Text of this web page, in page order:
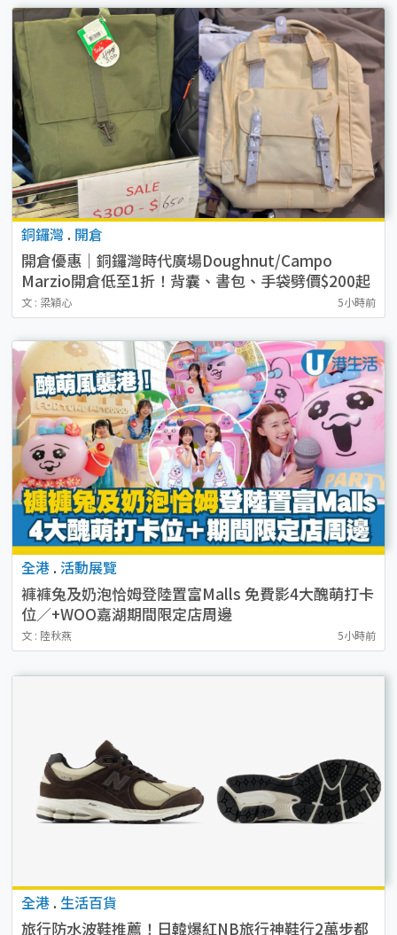
銅鑼灣 . 開倉
開倉優惠｜銅鑼灣時代廣場Doughnut/Campo
Marzio開倉低至1折！背囊、書包、手袋劈價$200起
文 : 梁穎心 5小時前
全港 . 活動展覽
褲褲兔及奶泡恰姆登陸置富Malls 免費影4大醜萌打卡
位／+WOO嘉湖期間限定店周邊
文 : 陸秋燕 5小時前
全港 . 生活百貨
旅行防水波鞋推薦！日韓爆紅NB旅行神鞋行2萬步都